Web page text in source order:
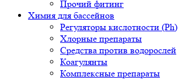
Прочий фитинг
Химия для бассейнов
Регуляторы кислотности (Ph)
Хлорные препараты
Средства против водорослей
Коагулянты
Комплексные препараты